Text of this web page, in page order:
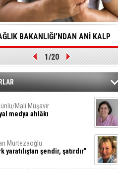
BAKANLIĞI'NDAN ANİ KALP
DURMALARINA HIZLI MÜDAHALE
YÖNELİK ÖNLENMESİ İÇİN
ÖNEMLİ ADIM
1/20
Mali Müşavir
medya ahlâkı
Murtezaoğlu
yaratılıştan şendir, şatırdır”